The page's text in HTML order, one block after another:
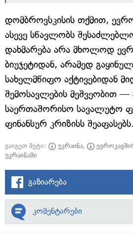
დომბროვსკისის თქმით,
ასევე სწავლობს
დახმარება არა მხოლოდ
ბიუჯეტიდან, არამედ
სახელმწიფო აქტივებიდან
შემოსავლების მეშვეობით —
საერთაშორისო სავალუტო
ფინანსურ კრიზისს შეაფასებს.
გაიგეთ მეტი: უკრაინა,
უკრაინაში
გაზიარება
კომენტარები